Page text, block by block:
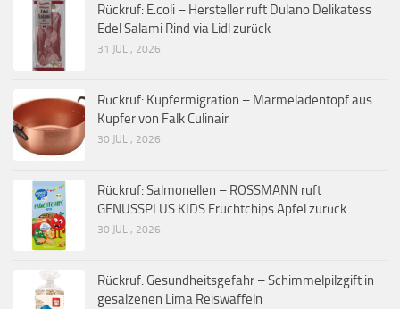
Rückruf: E.coli – Hersteller ruft Dulano Delikatess
Edel Salami Rind via Lidl zurück
31 JULI, 2026
Rückruf: Kupfermigration – Marmeladentopf aus
Kupfer von Falk Culinair
30 JULI, 2026
Rückruf: Salmonellen – ROSSMANN ruft
GENUSSPLUS KIDS Fruchtchips Apfel zurück
30 JULI, 2026
Rückruf: Gesundheitsgefahr – Schimmelpilzgift in
gesalzenen Lima Reiswaffeln